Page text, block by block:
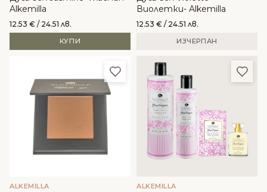
Alkemilla
12.53 € / 24.51 лв.
КУПИ
Виолетки- Alkemilla
12.53 € / 24.51 лв.
ИЗЧЕРПАН
Добави в любими
ALKEMILLA ALKEMILLA